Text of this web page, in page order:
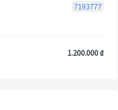
7193777
1.200.000 ₫